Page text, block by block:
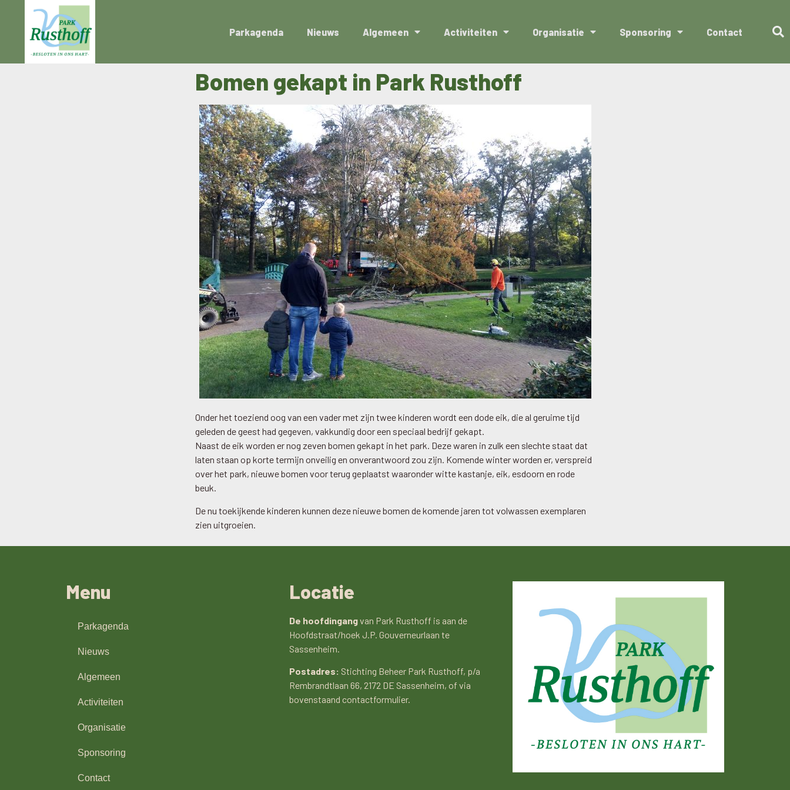
Parkagenda Nieuws Algemeen Activiteiten Organisatie Sponsoring Contact
Bomen gekapt in Park Rusthoff
Onder het toeziend oog van een vader met zijn twee kinderen wordt een dode eik, die al geruime tijd
geleden de geest had gegeven, vakkundig door een speciaal bedrijf gekapt.
Naast de eik worden er nog zeven bomen gekapt in het park. Deze waren in zulk een slechte staat dat
laten staan op korte termijn onveilig en onverantwoord zou zijn. Komende winter worden er, verspreid
over het park, nieuwe bomen voor terug geplaatst waaronder witte kastanje, eik, esdoorn en rode
beuk.
De nu toekijkende kinderen kunnen deze nieuwe bomen de komende jaren tot volwassen exemplaren
zien uitgroeien.
Menu
Parkagenda
Nieuws
Algemeen
Activiteiten
Organisatie
Sponsoring
Contact
Locatie
De hoofdingangvan Park Rusthoff is aan de
Hoofdstraat/hoek J.P. Gouverneurlaan te
Sassenheim.
Postadres: Stichting Beheer Park Rusthoff, p/a
Rembrandtlaan 66, 2172 DE Sassenheim, of via
bovenstaand contactformulier.